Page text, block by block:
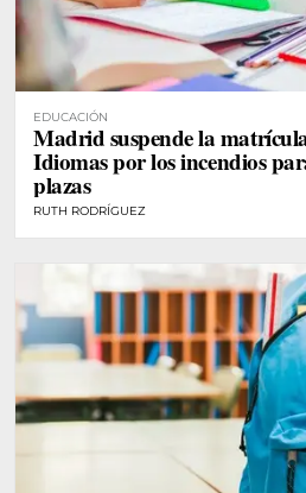
EDUCACIÓN
Madrid suspende la
Idiomas por los incendios
plazas
RUTH RODRÍGUEZ